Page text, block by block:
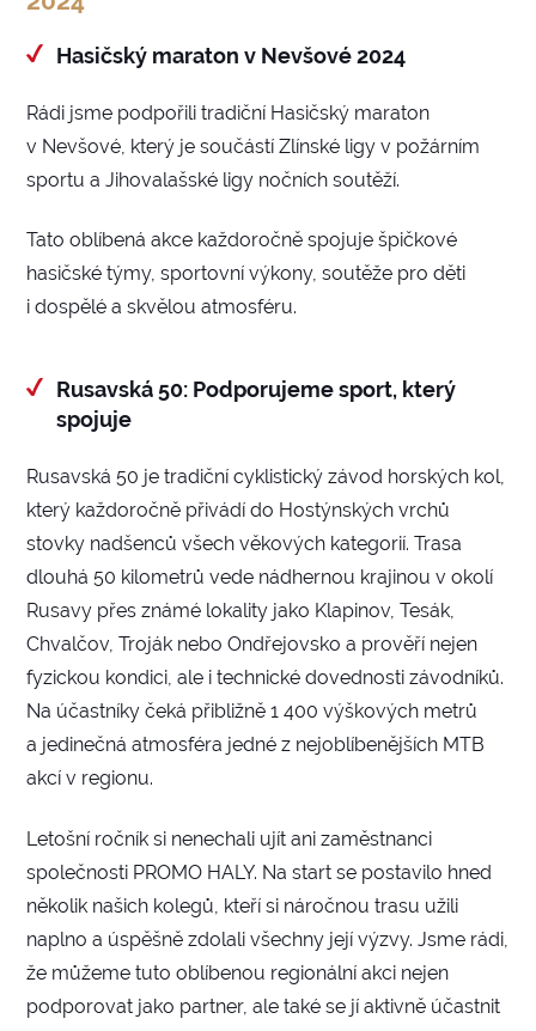
Hasičský maraton v Nevšové 2024
Rádi jsme podpořili tradiční Hasičský maraton
v Nevšové, který je součástí Zlínské ligy v požárním
sportu a Jihovalašské ligy nočních soutěží.
Tato oblíbená akce každoročně spojuje špičkové
hasičské týmy, sportovní výkony, soutěže pro děti
i dospělé a skvělou atmosféru.
Rusavská 50: Podporujeme sport, který
spojuje
Rusavská 50 je tradiční cyklistický závod horských kol,
který každoročně přivádí do Hostýnských vrchů
stovky nadšenců všech věkových kategorií. Trasa
dlouhá 50 kilometrů vede nádhernou krajinou v okolí
Rusavy přes známé lokality jako Klapinov, Tesák,
Chvalčov, Troják nebo Ondřejovsko a prověří nejen
fyzickou kondici, ale i technické dovednosti závodníků.
Na účastníky čeká přibližně 1 400 výškových metrů
a jedinečná atmosféra jedné z nejoblíbenějších MTB
akcí v regionu.
Letošní ročník si nenechali ujít ani zaměstnanci
společnosti PROMO HALY. Na start se postavilo hned
několik našich kolegů, kteří si náročnou trasu užili
naplno a úspěšně zdolali všechny její výzvy. Jsme rádi,
že můžeme tuto oblíbenou regionální akci nejen
podporovat jako partner, ale také se jí aktivně účastnit